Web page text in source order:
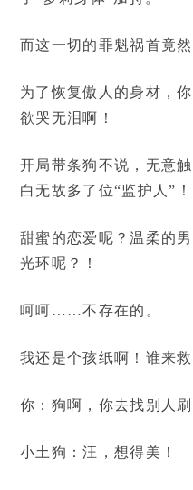
而这一切的罪魁祸首竟
为了恢复傲人的身材，
欲哭无泪啊！
开局带条狗不说，无意
白无故多了位“监护人”！
甜蜜的恋爱呢？温柔的
光环呢？！
呵呵……不存在的。
我还是个孩纸啊！谁来救
你：狗啊，你去找别人
小土狗：汪，想得美！